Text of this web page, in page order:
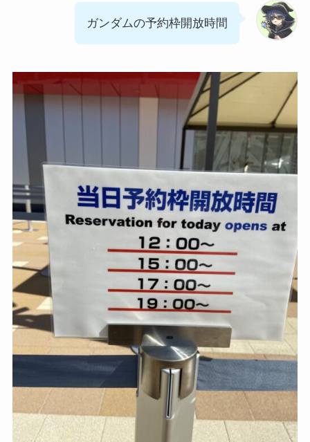
ガンダムの予約枠開放時間